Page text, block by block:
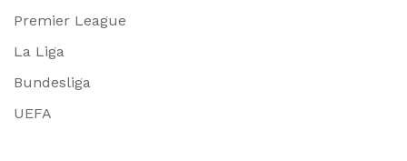
Premier League
La Liga
Bundesliga
UEFA